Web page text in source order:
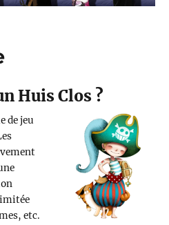
Huis Clos ?
de jeu
etc.